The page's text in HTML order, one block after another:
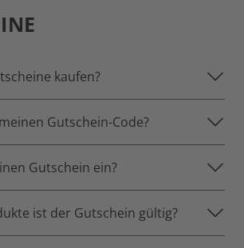
kaufen?
Gutschein-Code?
Gutschein ein?
ist der Gutschein gültig?